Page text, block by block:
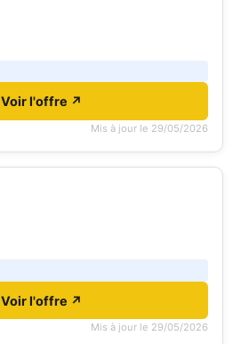
Voir l'offre ↗
Mis à jour le 29/05/2026
Voir l'offre ↗
Mis à jour le 29/05/2026